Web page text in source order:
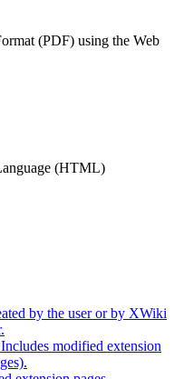
(PDF) using the Web
(HTML)
by the user or by XWiki
Includes modified extension